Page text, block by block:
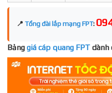
📍 Tổng đài lắp mạng FPT:
Bảng giá cáp quang FPT dành